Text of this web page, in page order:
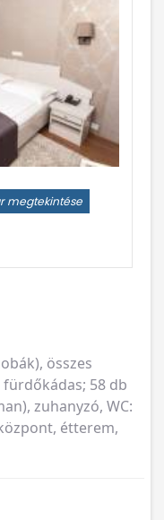
megtekintése
összes
58 db
zuhanyzó, WC:
étterem,